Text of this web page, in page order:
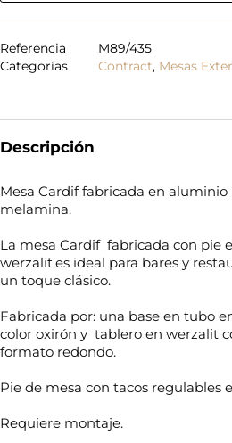
Referencia
M89/435
Categorías
Contract, Mesas
Descripción
Mesa Cardif fabricada en
melamina.
La mesa Cardif fabricada con pie
werzalit,es ideal para bares y
un toque clásico.
Fabricada por: una base en tubo
color oxirón y tablero en werzalit
formato redondo.
Pie de mesa con tacos regulables
Requiere montaje.